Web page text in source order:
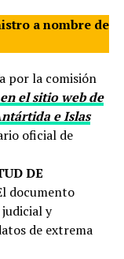
a nombre de
por la comisión
el sitio web de
e Islas
oficial de
DE
documento
y
de extrema